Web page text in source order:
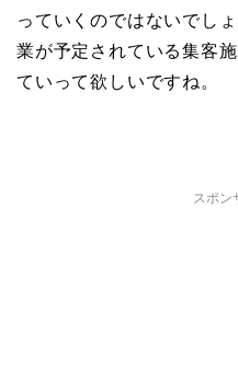
っていくのではないでし
業が予定されている集客
ていって欲しいですね。
スポン